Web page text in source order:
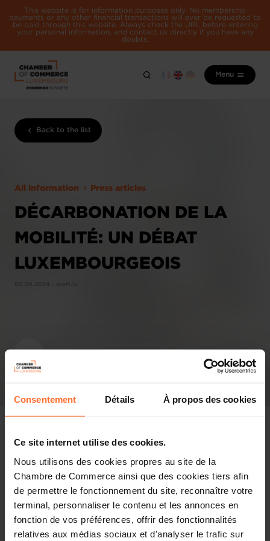
Consentement Détails À propos des cookies
Ce site internet utilise des cookies.
Nous utilisons des cookies propres au site de la
Chambre de Commerce ainsi que des cookies tiers afin
de permettre le fonctionnement du site, reconnaître votre
terminal, personnaliser le contenu et les annonces en
fonction de vos préférences, offrir des fonctionnalités
relatives aux médias sociaux et d'analyser le trafic sur
This website is for information purposes only. No membership
payments or any other financial transactions will ever be requested to
be paid through this website. Always check the URL before entering
your personal information, and contact us directly if you have any
doubts.
Menu
Back to the list
All information Press articles
DÉCARBONATION DE LA
MOBILITÉ: UN DÉBAT
LUXEMBOURGEOIS
In the press
Share this article